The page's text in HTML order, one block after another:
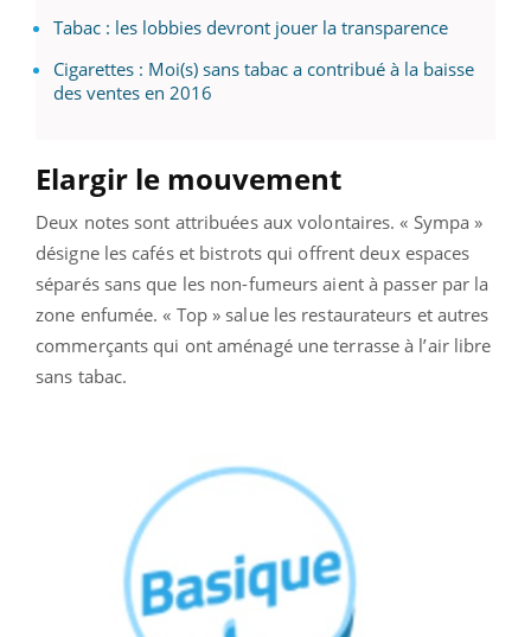
Tabac : les lobbies devront jouer la transparence
Cigarettes : Moi(s) sans tabac a contribué à la baisse
des ventes en 2016
Elargir le mouvement
Deux notes sont attribuées aux volontaires. « Sympa »
désigne les cafés et bistrots qui offrent deux espaces
séparés sans que les non-fumeurs aient à passer par la
zone enfumée. « Top » salue les restaurateurs et autres
commerçants qui ont aménagé une terrasse à l’air libre
sans tabac.